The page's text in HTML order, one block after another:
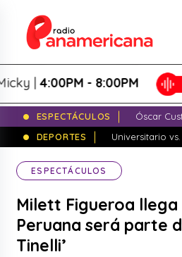
4:00PM - 8:00PM
ESPECTÁCULOS
Óscar
DEPORTES
Universitario
ESPECTÁCULOS
Milett Figueroa llega
Peruana será parte
Tinelli’